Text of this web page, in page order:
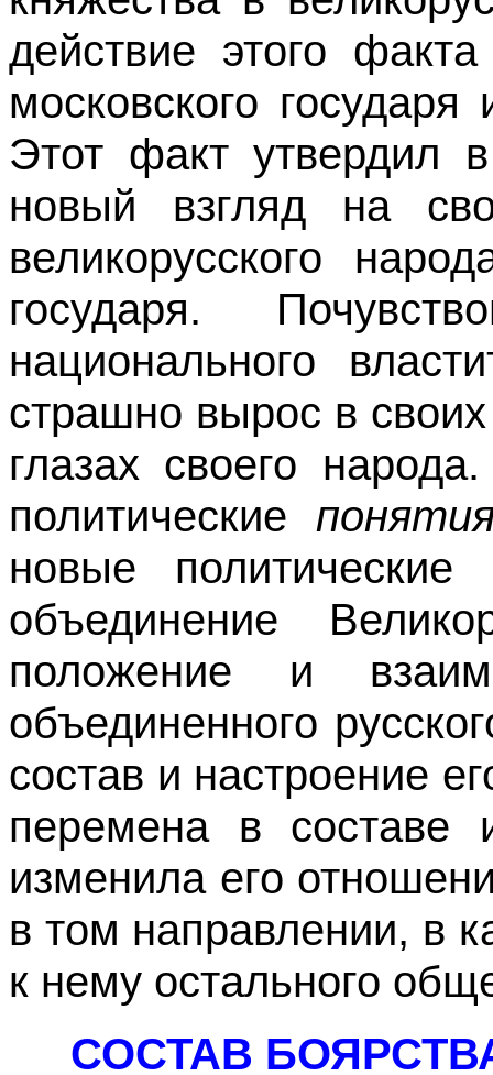
действие этого
московского
Этот факт утвердил
новый взгляд на
великорусского
государя.
национального
страшно вырос в
глазах своего
политические
новые политические
объединение
положение и
объединенного
состав и настроение
перемена в составе
изменила его
в том направлении, в
к нему остального
СОСТАВ